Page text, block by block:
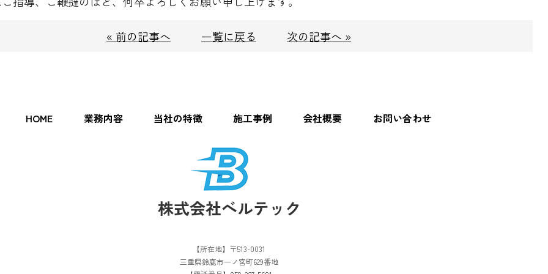
« 前の記事へ 一覧に戻る 次の記事へ »
HOME 業務内容 当社の特徴 施工事例 会社概要 お問い合わせ
【所在地】〒513-0031
三重県鈴鹿市一ノ宮町629番地